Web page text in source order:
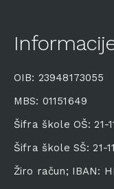
OIB: 23948173055
MBS: 01151649
Šifra škole OŠ: 21-
Šifra škole SŠ: 21-
Žiro račun; IBAN: